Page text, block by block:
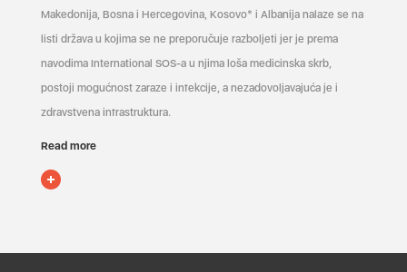
Makedonija, Bosna i Hercegovina, Kosovo* i Albanija nalaze se na
listi država u kojima se ne preporučuje razboljeti jer je prema
navodima International SOS-a u njima loša medicinska skrb,
postoji mogućnost zaraze i infekcije, a nezadovoljavajuća je i
zdravstvena infrastruktura.
Read more